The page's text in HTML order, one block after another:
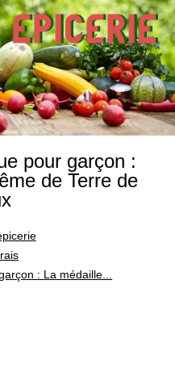
pour garçon :
de Terre de
: La médaille...